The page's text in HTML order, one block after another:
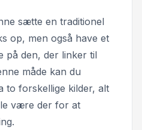
sætte en traditionel
op, men også have et
på den, der linker til
måde kan du
to forskellige kilder, alt
være der for at